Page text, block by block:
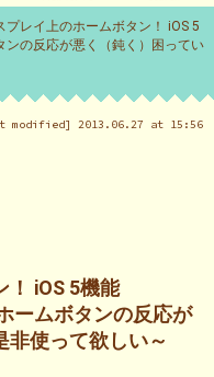
プレイ上のホームボタン！ iOS 5
の反応が悪く（鈍く）困ってい
modified] 2013.06.27 at 15:56
！ iOS 5機能
ムボタンの反応が
非使って欲しい～